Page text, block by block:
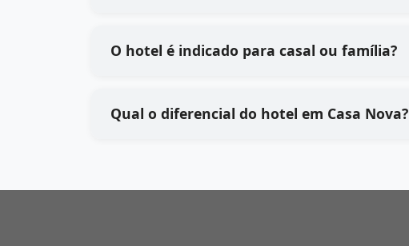
O hotel é indicado para casal ou família?
Qual o diferencial do hotel em Casa Nova?